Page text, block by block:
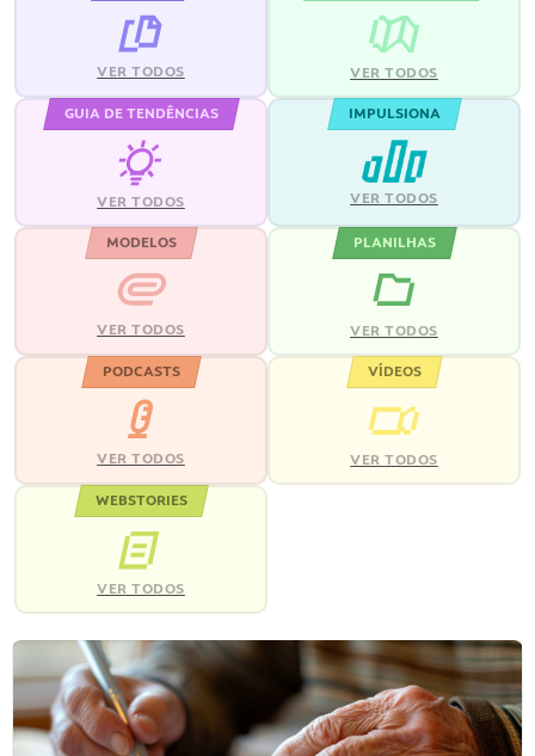
VER TODOS VER TODOS
GUIA DE TENDÊNCIAS
VER TODOS
IMPULSIONA
VER TODOS
MODELOS
VER TODOS
PLANILHAS
VER TODOS
PODCASTS
VER TODOS
VÍDEOS
VER TODOS
WEBSTORIES
VER TODOS